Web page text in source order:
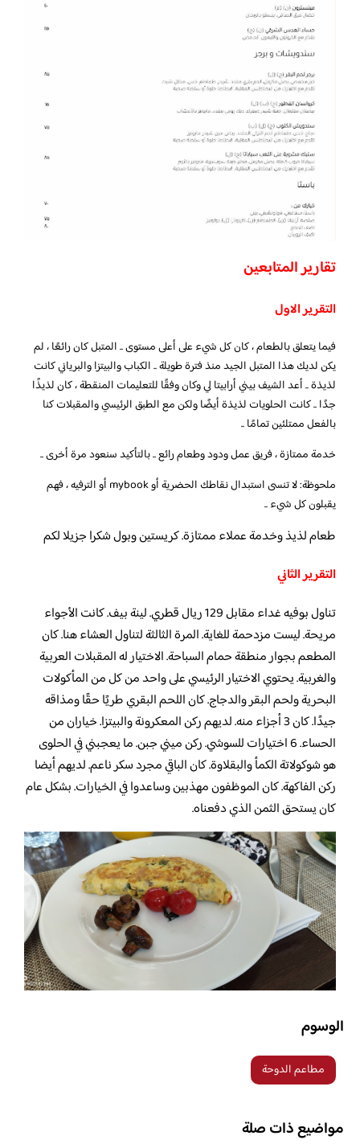
تقارير المتابعين
التقرير الاول
فيما يتعلق بالطعام ، كان كل شيء على أعلى مستوى .. المتبل كان رائعًا ، لم
يكن لديك هذا المتبل الجيد منذ فترة طويلة .. الكباب والبيتزا والبرياني كانت
لذيذة .. أعد الشيف بيني أرابيتا لي وكان وفقًا للتعليمات المنقطة ، كان لذيذًا
جدًا .. كانت الحلويات لذيذة أيضًا ولكن مع الطبق الرئيسي والمقبلات كنا
بالفعل ممتلئين تمامًا ..
خدمة ممتازة ، فريق عمل ودود وطعام رائع .. بالتأكيد سنعود مرة أخرى ..
ملحوظة: لا تنسى استبدال نقاطك الحضرية أو mybook أو الترفيه ، فهم
يقبلون كل شيء ..
طعام لذيذ وخدمة عملاء ممتازة. كريستين وبول شكرا جزيلا لكم
التقرير الثاني
تناول بوفيه غداء مقابل 129 ريال قطري. لينة بيف. كانت الأجواء
مريحة. ليست مزدحمة للغاية. المرة الثالثة لتناول العشاء هنا. كان
المطعم بجوار منطقة حمام السباحة. الاختيار له المقبلات العربية
والغربية. يحتوي الاختيار الرئيسي على واحد من كل من المأكولات
البحرية ولحم البقر والدجاج. كان اللحم البقري طريًا حقًا ومذاقه
جيدًا. كان 3 أجزاء منه. لديهم ركن المعكرونة والبيتزا. خياران من
الحساء. 6 اختيارات للسوشي. ركن ميني جبن. ما يعجبني في الحلوى
هو شوكولاتة الكمأ والبقلاوة. كان الباقي مجرد سكر ناعم. لديهم أيضا
ركن الفاكهة. كان الموظفون مهذبين وساعدوا في الخيارات. بشكل عام
كان يستحق الثمن الذي دفعناه.
الوسوم
مطاعم الدوحة
مواضيع ذات صلة